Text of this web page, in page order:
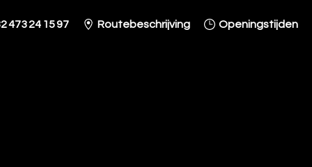
473 24 15 97 Routebeschrijving Openingstijden